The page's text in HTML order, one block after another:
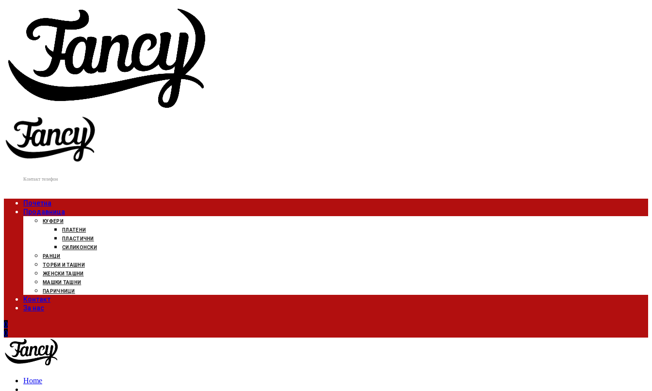
Контакт телефон
Почетна
Продавница
КУФЕРИ
ПЛАТЕНИ
ПЛАСТИЧНИ
СИЛИКОНСКИ
РАНЦИ
ТОРБИ И ТАШНИ
ЖЕНСКИ ТАШНИ
МАШКИ ТАШНИ
ПАРИЧНИЦИ
Контакт
За нас
0
0
Home